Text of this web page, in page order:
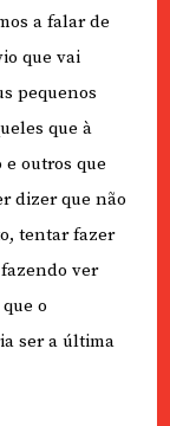
a falar de
que vai
pequenos
que à
outros que
dizer que não
tentar fazer
ver
o
ser a última